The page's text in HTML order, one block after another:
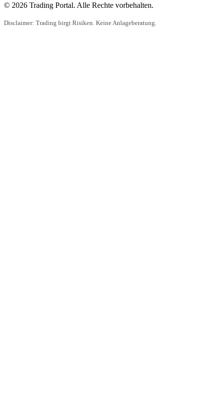
© 2026 Trading Portal. Alle Rechte vorbehalten.
Disclaimer: Trading birgt Risiken. Keine Anlageberatung.